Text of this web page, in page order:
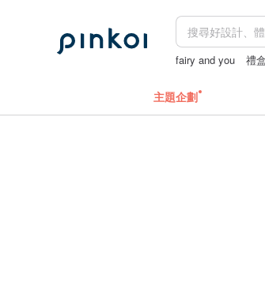
fairy and you 禮盒
主題企劃